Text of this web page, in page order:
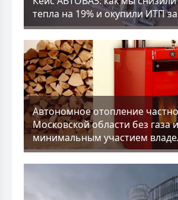
тепла на 19% и окупили ИТП
Aвтономное отопление
Московской области без газа
минимальным участием